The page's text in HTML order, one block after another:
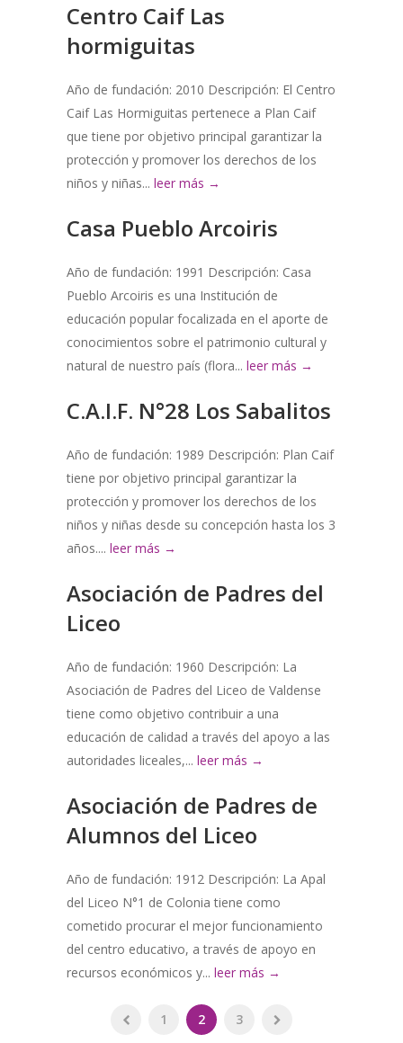
Centro Caif Las
hormiguitas
Año de fundación: 2010 Descripción: El Centro
Caif Las Hormiguitas pertenece a Plan Caif
que tiene por objetivo principal garantizar la
protección y promover los derechos de los
niños y niñas... leer más →
Casa Pueblo Arcoiris
Año de fundación: 1991 Descripción: Casa
Pueblo Arcoiris es una Institución de
educación popular focalizada en el aporte de
conocimientos sobre el patrimonio cultural y
natural de nuestro país (flora... leer más →
C.A.I.F. N°28 Los Sabalitos
Año de fundación: 1989 Descripción: Plan Caif
tiene por objetivo principal garantizar la
protección y promover los derechos de los
niños y niñas desde su concepción hasta los 3
años.... leer más →
Asociación de Padres del
Liceo
Año de fundación: 1960 Descripción: La
Asociación de Padres del Liceo de Valdense
tiene como objetivo contribuir a una
educación de calidad a través del apoyo a las
autoridades liceales,... leer más →
Asociación de Padres de
Alumnos del Liceo
Año de fundación: 1912 Descripción: La Apal
del Liceo N°1 de Colonia tiene como
cometido procurar el mejor funcionamiento
del centro educativo, a través de apoyo en
recursos económicos y... leer más →
1 2 3